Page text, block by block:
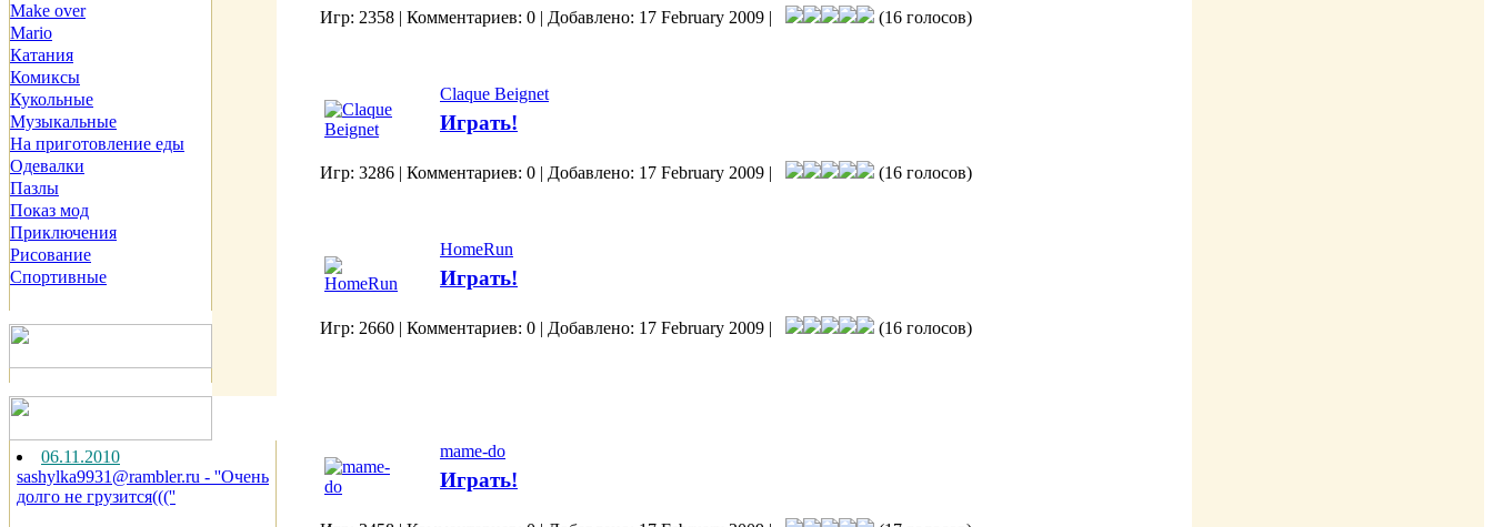
Make over
Mario
Катания
Комиксы
Кукольные
Музыкальные
На приготовление еды
Одевалки
Пазлы
Показ мод
Приключения
Рисование
Спортивные
06.11.2010
sashylka9931@rambler.ru - ''Очень
долго не грузится(((''
Игр: 2358 | Комментариев: 0 | Добавлено: 17 February 2009 | (16 голосов)
Claque Beignet
Играть!
Игр: 3286 | Комментариев: 0 | Добавлено: 17 February 2009 | (16 голосов)
HomeRun
Играть!
Игр: 2660 | Комментариев: 0 | Добавлено: 17 February 2009 | (16 голосов)
mame-do
Играть!